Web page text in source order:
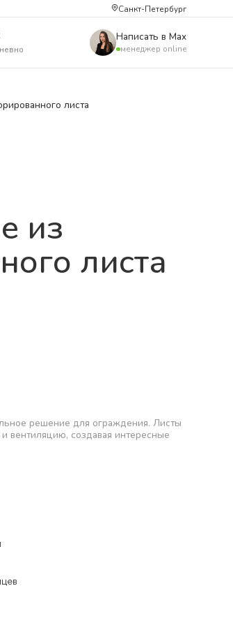
Санкт-Петербург
Написать в Max
менеджер online
листа
из
листа
решение для ограждения. Листы
вентиляцию, создавая интересные